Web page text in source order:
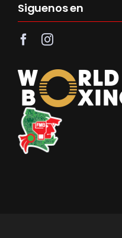
Siguenos en